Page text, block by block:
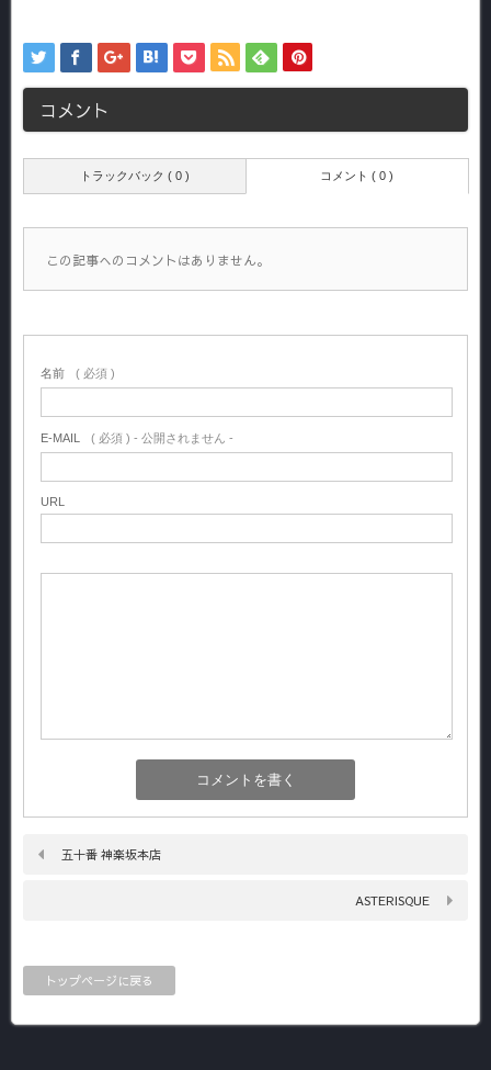
コメント
トラックバック ( 0 ) コメント ( 0 )
この記事へのコメントはありません。
名前 ( 必須 )
E-MAIL ( 必須 ) - 公開されません -
URL
五十番 神楽坂本店
ASTERISQUE
トップページに戻る